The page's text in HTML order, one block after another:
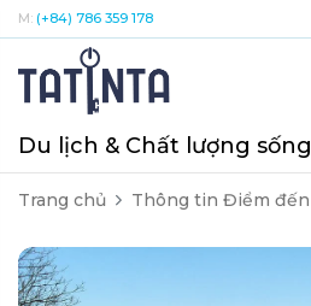
M: (+84) 786 359 178
Du lịch & Chất lượng sống
Trang chủ Thông tin Điểm đến